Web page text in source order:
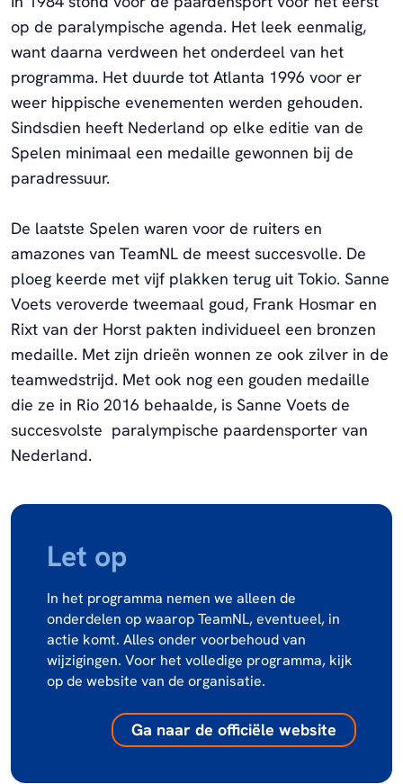
op de paralympische agenda. Het leek eenmalig,
want daarna verdween het onderdeel van het
programma. Het duurde tot Atlanta 1996 voor er
weer hippische evenementen werden gehouden.
Sindsdien heeft Nederland op elke editie van de
Spelen minimaal een medaille gewonnen bij de
paradressuur.
De laatste Spelen waren voor de ruiters en
amazones van TeamNL de meest succesvolle. De
ploeg keerde met vijf plakken terug uit Tokio. Sanne
Voets veroverde tweemaal goud, Frank Hosmar en
Rixt van der Horst pakten individueel een bronzen
medaille. Met zijn drieën wonnen ze ook zilver in de
teamwedstrijd. Met ook nog een gouden medaille
die ze in Rio 2016 behaalde, is Sanne Voets de
succesvolste paralympische paardensporter van
Nederland.
Let op
In het programma nemen we alleen de
onderdelen op waarop TeamNL, eventueel, in
actie komt. Alles onder voorbehoud van
wijzigingen. Voor het volledige programma, kijk
op de website van de organisatie.
Ga naar de officiële website